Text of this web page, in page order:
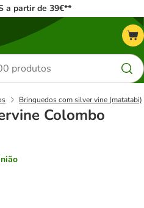
a partir de 39€**
Brinquedos com silver vine (matatabi)
Colombo